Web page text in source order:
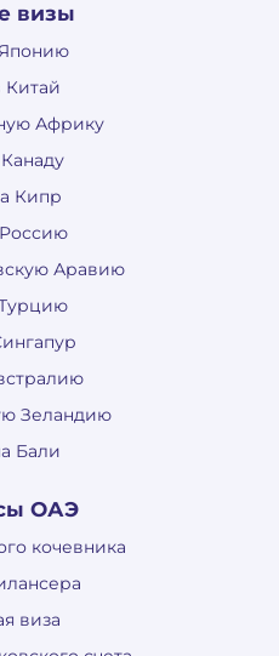
визы
Китай
Африку
Кипр
Аравию
Зеландию
Бали
ОАЭ
кочевника
виза